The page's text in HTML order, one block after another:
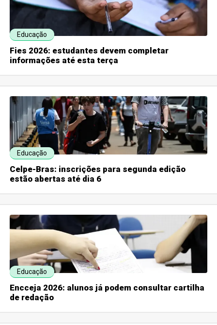
Educação
Fies 2026: estudantes devem completar
informações até esta terça
Educação
Celpe-Bras: inscrições para segunda edição
estão abertas até dia 6
Educação
Encceja 2026: alunos já podem consultar cartilha
de redação